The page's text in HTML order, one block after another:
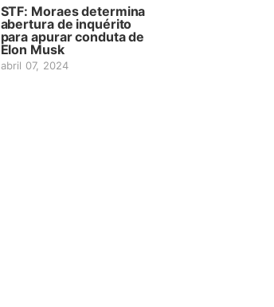
STF: Moraes determina
abertura de inquérito
para apurar conduta de
Elon Musk
abril 07, 2024